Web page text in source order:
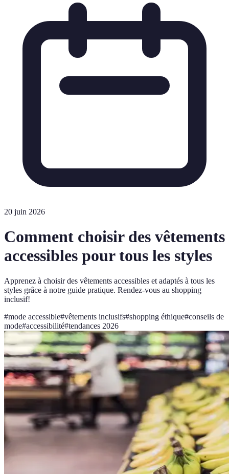
20 juin 2026
Comment choisir des vêtements
accessibles pour tous les styles
Apprenez à choisir des vêtements accessibles et adaptés à tous les
styles grâce à notre guide pratique. Rendez-vous au shopping
inclusif!
#mode accessible#vêtements inclusifs#shopping éthique#conseils de
mode#accessibilité#tendances 2026